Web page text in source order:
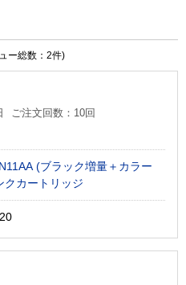
ー総数：2件)
ご注文回数：10回
(ブラック増量＋カラー
クカートリッジ